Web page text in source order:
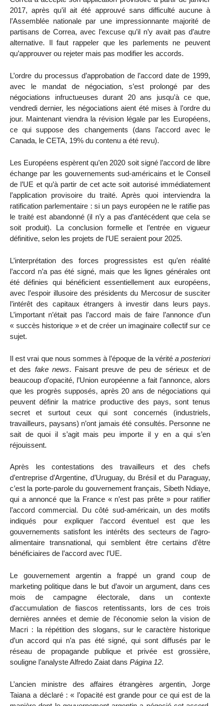
2017, après qu’il ait été approuvé sans difficulté aucune à
l’Assemblée nationale par une impressionnante majorité de
partisans de Correa, avec l’excuse qu’il n’y avait pas d’autre
alternative. Il faut rappeler que les parlements ne peuvent
qu’approuver ou rejeter mais pas modifier les accords.
L’ordre du processus d’approbation de l’accord date de 1999,
avec le mandat de négociation, s’est prolongé par des
négociations infructueuses durant 20 ans jusqu’à ce que,
vendredi dernier, les négociations aient été mises à l’ordre du
jour. Maintenant viendra la révision légale par les Européens,
ce qui suppose des changements (dans l’accord avec le
Canada, le CETA, 19% du contenu a été revu).
Les Européens espèrent qu’en 2020 soit signé l’accord de libre
échange par les gouvernements sud-américains et le Conseil
de l’UE et qu’à partir de cet acte soit autorisé immédiatement
l’application provisoire du traité. Après quoi interviendra la
ratification parlementaire : si un pays européen ne le ratifie pas
le traité est abandonné (il n’y a pas d’antécédent que cela se
soit produit). La conclusion formelle et l’entrée en vigueur
définitive, selon les projets de l’UE seraient pour 2025.
L’interprétation des forces progressistes est qu’en réalité
l’accord n’a pas été signé, mais que les lignes générales ont
été définies qui bénéficient essentiellement aux européens,
avec l’espoir illusoire des présidents du Mercosur de susciter
l’intérêt des capitaux étrangers à investir dans leurs pays.
L’important n’était pas l’accord mais de faire l’annonce d’un
« succès historique » et de créer un imaginaire collectif sur ce
sujet.
Il est vrai que nous sommes à l’époque de la vérité a posteriori
et des fake news. Faisant preuve de peu de sérieux et de
beaucoup d’opacité, l’Union européenne a fait l’annonce, alors
que les progrès supposés, après 20 ans de négociations qui
peuvent définir la matrice productive des pays, sont tenus
secret et surtout ceux qui sont concernés (industriels,
travailleurs, paysans) n’ont jamais été consultés. Personne ne
sait de quoi il s’agit mais peu importe il y en a qui s’en
réjouissent.
Après les contestations des travailleurs et des chefs
d’entreprise d’Argentine, d’Uruguay, du Brésil et du Paraguay,
c’est la porte-parole du gouvernement français, Sibeth Ndiaye,
qui a annoncé que la France « n’est pas prête » pour ratifier
l’accord commercial. Du côté sud-américain, un des motifs
indiqués pour expliquer l’accord éventuel est que les
gouvernements satisfont les intérêts des secteurs de l’agro-
alimentaire transnational, qui semblent être certains d’être
bénéficiaires de l’accord avec l’UE.
Le gouvernement argentin a frappé un grand coup de
marketing politique dans le but d’avoir un argument, dans ces
mois de campagne électorale, dans un contexte
d’accumulation de fiascos retentissants, lors de ces trois
dernières années et demie de l’économie selon la vision de
Macri : la répétition des slogans, sur le caractère historique
d’un accord qui n’a pas été signé, qui sont diffusés par le
réseau de propagande publique et privée est grossière,
souligne l’analyste Alfredo Zaiat dans Página 12.
L’ancien ministre des affaires étrangères argentin, Jorge
Taiana a déclaré : « l’opacité est grande pour ce qui est de la